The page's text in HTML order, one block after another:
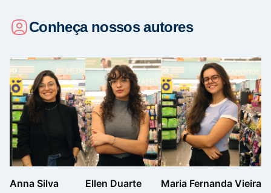
Conheça nossos autores
Anna Silva Ellen Duarte Maria Fernanda Vieira